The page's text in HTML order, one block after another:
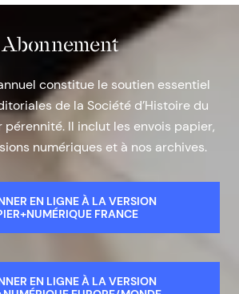
Abonnement
constitue le soutien essentiel
de la Société d’Histoire du
pérennité. Il inclut les envois papier,
numériques et à nos archives.
EN LIGNE À LA VERSION
FRANCE
EN LIGNE À LA VERSION